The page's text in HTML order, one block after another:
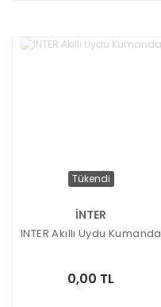
Tükendi
İNTER
INTER Akıllı Uydu Kumanda
0,00 TL